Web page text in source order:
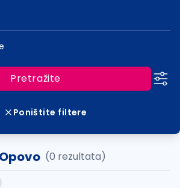
Pretražite
Poništite filtere
(0 rezultata)